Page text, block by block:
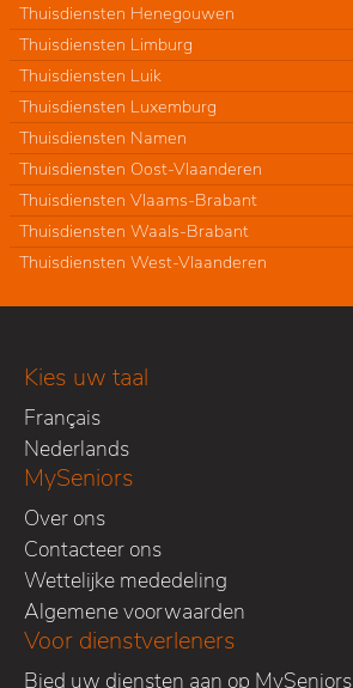
Thuisdiensten Henegouwen
Thuisdiensten Limburg
Thuisdiensten Luik
Thuisdiensten Luxemburg
Thuisdiensten Namen
Thuisdiensten Oost-Vlaanderen
Thuisdiensten Vlaams-Brabant
Thuisdiensten Waals-Brabant
Thuisdiensten West-Vlaanderen
Kies uw taal
Français
Nederlands
MySeniors
Over ons
Contacteer ons
Wettelijke mededeling
Algemene voorwaarden
Voor dienstverleners
Bied uw diensten aan op MySeniors